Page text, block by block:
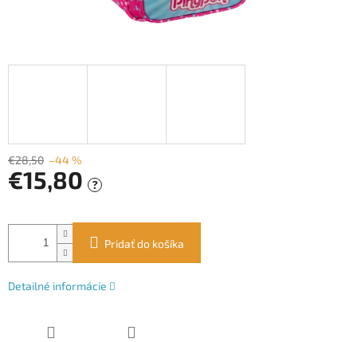
€28,50 –44 %
€15,80 ?
cena:
Pridať do košíka
Detailné informácie